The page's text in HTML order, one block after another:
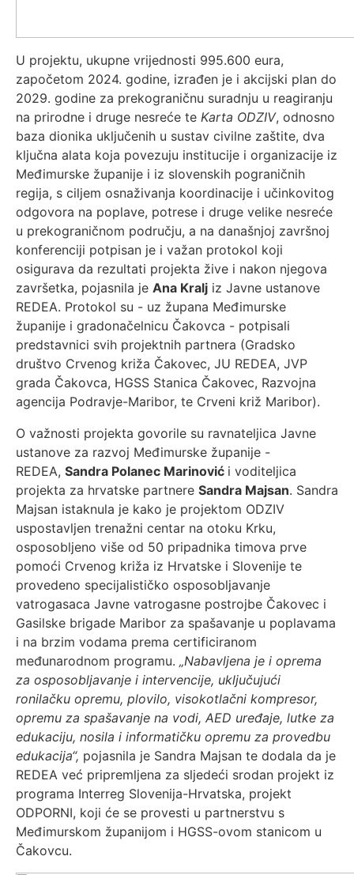
U projektu, ukupne vrijednosti 995.600 eura,
započetom 2024. godine, izrađen je i akcijski plan do
2029. godine za prekograničnu suradnju u reagiranju
na prirodne i druge nesreće te Karta ODZIV, odnosno
baza dionika uključenih u sustav civilne zaštite, dva
ključna alata koja povezuju institucije i organizacije iz
Međimurske županije i iz slovenskih pograničnih
regija, s ciljem osnaživanja koordinacije i učinkovitog
odgovora na poplave, potrese i druge velike nesreće
u prekograničnom području, a na današnjoj završnoj
konferenciji potpisan je i važan protokol koji
osigurava da rezultati projekta žive i nakon njegova
završetka, pojasnila je Ana Kralj iz Javne ustanove
REDEA. Protokol su - uz župana Međimurske
županije i gradonačelnicu Čakovca - potpisali
predstavnici svih projektnih partnera (Gradsko
društvo Crvenog križa Čakovec, JU REDEA, JVP
grada Čakovca, HGSS Stanica Čakovec, Razvojna
agencija Podravje-Maribor, te Crveni križ Maribor).
O važnosti projekta govorile su ravnateljica Javne
ustanove za razvoj Međimurske županije -
REDEA, Sandra Polanec Marinović i voditeljica
projekta za hrvatske partnere Sandra Majsan. Sandra
Majsan istaknula je kako je projektom ODZIV
uspostavljen trenažni centar na otoku Krku,
osposobljeno više od 50 pripadnika timova prve
pomoći Crvenog križa iz Hrvatske i Slovenije te
provedeno specijalističko osposobljavanje
vatrogasaca Javne vatrogasne postrojbe Čakovec i
Gasilske brigade Maribor za spašavanje u poplavama
i na brzim vodama prema certificiranom
međunarodnom programu. „Nabavljena je i oprema
za osposobljavanje i intervencije, uključujući
ronilačku opremu, plovilo, visokotlačni kompresor,
opremu za spašavanje na vodi, AED uređaje, lutke za
edukaciju, nosila i informatičku opremu za provedbu
edukacija“, pojasnila je Sandra Majsan te dodala da je
REDEA već pripremljena za sljedeći srodan projekt iz
programa Interreg Slovenija-Hrvatska, projekt
ODPORNI, koji će se provesti u partnerstvu s
Međimurskom županijom i HGSS-ovom stanicom u
Čakovcu.